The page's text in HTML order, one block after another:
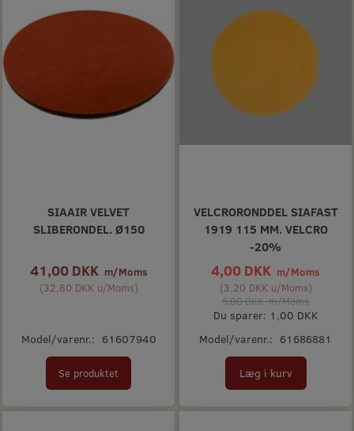
SIAAIR VELVET
SLIBERONDEL. Ø150
41,00 DKK m/Moms
(32,80 DKK u/Moms)
Model/varenr.: 61607940
Se produktet
VELCRORONDDEL SIAFAST
1919 115 MM. VELCRO
-20%
4,00 DKK m/Moms
(3,20 DKK u/Moms)
5,00 DKKm/Moms
Du sparer: 1,00 DKK
Model/varenr.: 61686881
Læg i kurv